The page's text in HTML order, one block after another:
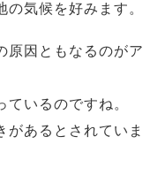
気候を好みます。
原因ともなるのがア
いるのですね。
があるとされていま